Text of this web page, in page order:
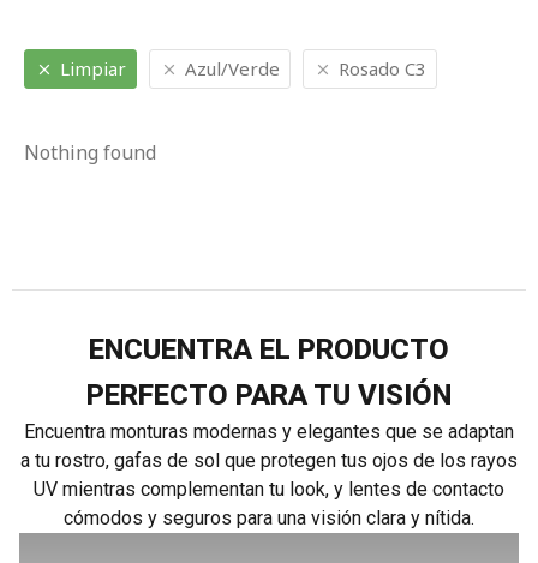
Limpiar Azul/Verde Rosado C3
Nothing found
ENCUENTRA EL PRODUCTO
PERFECTO PARA TU VISIÓN
Encuentra monturas modernas y elegantes que se adaptan
a tu rostro, gafas de sol que protegen tus ojos de los rayos
UV mientras complementan tu look, y lentes de contacto
cómodos y seguros para una visión clara y nítida.